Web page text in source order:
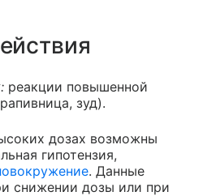
реакции повышенной
зуд).
дозах возможны
гипотензия,
. Данные
снижении дозы или при